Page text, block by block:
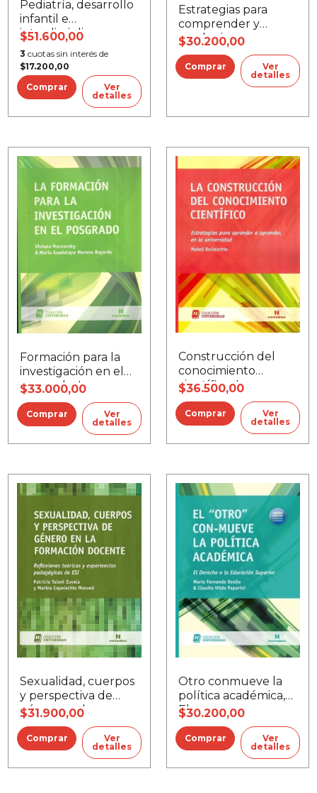
Pediatría, desarrollo
infantil e
interdisciplina
$51.600,00
3 cuotas sin interés de
$17.200,00
Ver
detalles
Estrategias para
comprender y
producir ensayos
$30.200,00
Ver
detalles
Formación para la
investigación en el
posgrado, La
$33.000,00
Ver
detalles
Construcción del
conocimiento
científico, La
$36.500,00
Ver
detalles
Sexualidad, cuerpos
y perspectiva de
género en la
formación docente
$31.900,00
Ver
detalles
Otro conmueve la
política académica,
El
$30.200,00
Ver
detalles